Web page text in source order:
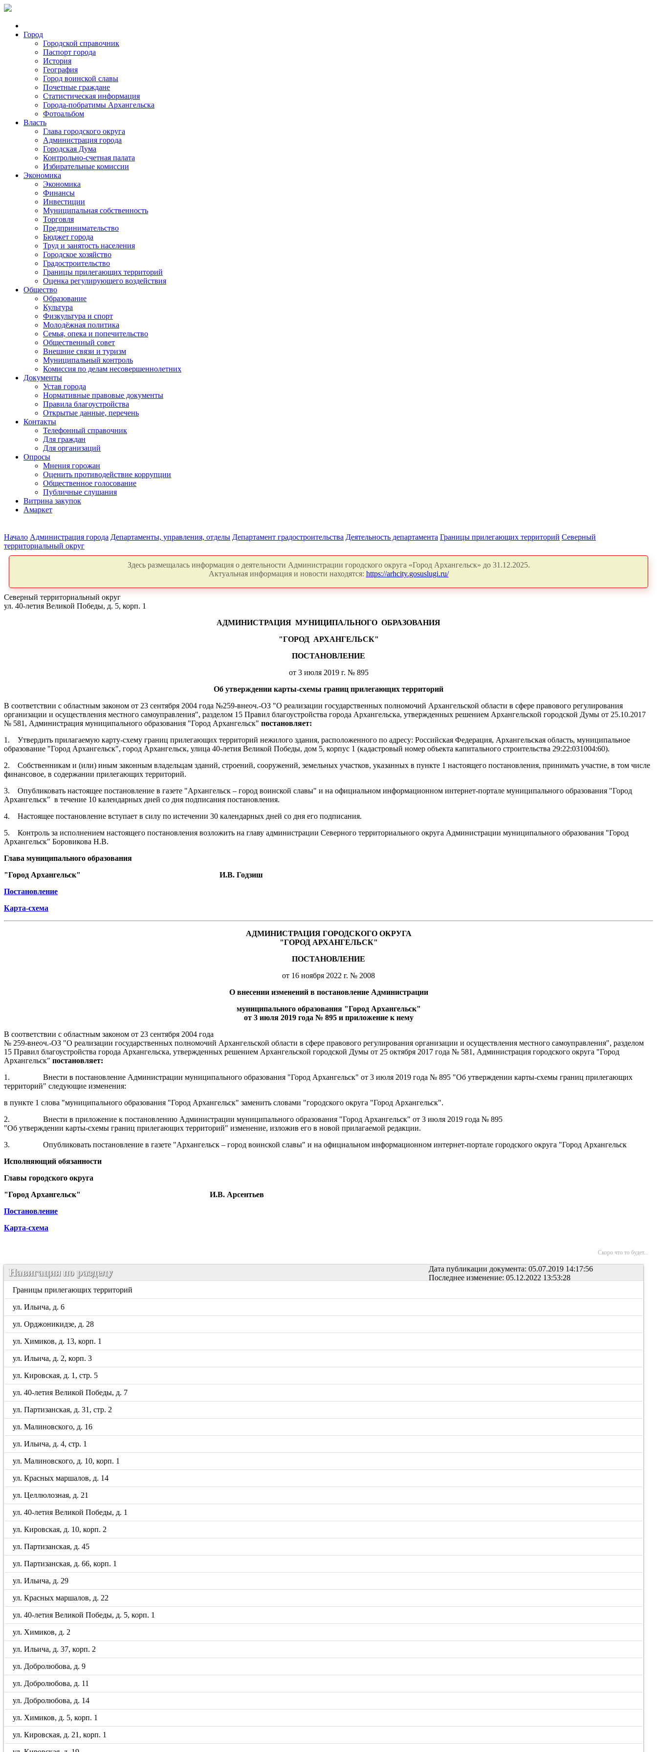
Город
Городской справочник
Паспорт города
История
География
Город воинской славы
Почетные граждане
Статистическая информация
Города-побратимы Архангельска
Фотоальбом
Власть
Глава городского округа
Администрация города
Городская Дума
Контрольно-счетная палата
Избирательные комиссии
Экономика
Экономика
Финансы
Инвестиции
Муниципальная собственность
Торговля
Предпринимательство
Бюджет города
Труд и занятость населения
Городское хозяйство
Градостроительство
Границы прилегающих территорий
Оценка регулирующего воздействия
Общество
Образование
Культура
Физкультура и спорт
Молодёжная политика
Семья, опека и попечительство
Общественный совет
Внешние связи и туризм
Муниципальный контроль
Комиссия по делам несовершеннолетних
Документы
Устав города
Нормативные правовые документы
Правила благоустройства
Открытые данные, перечень
Контакты
Телефонный справочник
Для граждан
Для организаций
Опросы
Мнения горожан
Оценить противодействие коррупции
Общественное голосование
Публичные слушания
Витрина закупок
Амаркет
Начало Администрация города Департаменты, управления, отделы Департамент градостроительства Деятельность департамента Границы прилегающих территорий Северный
территориальный округ
Здесь размещалась информация о деятельности Администрации городского округа «Город Архангельск» до 31.12.2025.
Актуальная информация и новости находятся: https://arhcity.gosuslugi.ru/
Северный территориальный округ
ул. 40-летия Великой Победы, д. 5, корп. 1
АДМИНИСТРАЦИЯ МУНИЦИПАЛЬНОГО ОБРАЗОВАНИЯ
"ГОРОД АРХАНГЕЛЬСК"
ПОСТАНОВЛЕНИЕ
от 3 июля 2019 г. № 895
Об утверждении карты-схемы границ прилегающих территорий
В соответствии с областным законом от 23 сентября 2004 года №259-внеоч.-ОЗ "О реализации государственных полномочий Архангельской области в сфере правового регулирования
организации и осуществления местного самоуправления", разделом 15 Правил благоустройства города Архангельска, утвержденных решением Архангельской городской Думы от 25.10.2017
№ 581, Администрация муниципального образования "Город Архангельск" постановляет:
1.
Утвердить прилагаемую карту-схему границ прилегающих территорий нежилого здания, расположенного по адресу: Российская Федерация, Архангельская область, муниципальное
образование "Город Архангельск", город Архангельск, улица 40-летия Великой Победы, дом 5, корпус 1 (кадастровый номер объекта капитального строительства 29:22:031004:60).
2.
Собственникам и (или) иным законным владельцам зданий, строений, сооружений, земельных участков, указанных в пункте 1 настоящего постановления, принимать участие, в том числе
финансовое, в содержании прилегающих территорий.
3.
Опубликовать настоящее постановление в газете "Архангельск – город воинской славы" и на официальном информационном интернет-портале муниципального образования "Город
Архангельск" в течение 10 календарных дней со дня подписания постановления.
4.
Настоящее постановление вступает в силу по истечении 30 календарных дней со дня его подписания.
5.
Контроль за исполнением настоящего постановления возложить на главу администрации Северного территориального округа Администрации муниципального образования "Город
Архангельск" Боровикова Н.В.
Глава муниципального образования
"Город Архангельск"
И.В. Годзиш
Постановление
Карта-схема
АДМИНИСТРАЦИЯ ГОРОДСКОГО ОКРУГА
"ГОРОД АРХАНГЕЛЬСК"
ПОСТАНОВЛЕНИЕ
от 16 ноября 2022 г. № 2008
О внесении изменений в постановление Администрации
муниципального образования "Город Архангельск"
от 3 июля 2019 года № 895 и приложение к нему
В соответствии с областным законом от 23 сентября 2004 года
№ 259-внеоч.-ОЗ "О реализации государственных полномочий Архангельской области в сфере правового регулирования организации и осуществления местного самоуправления", разделом
15 Правил благоустройства города Архангельска, утвержденных решением Архангельской городской Думы от 25 октября 2017 года № 581, Администрация городского округа "Город
Архангельск" постановляет:
1.
Внести в постановление Администрации муниципального образования "Город Архангельск" от 3 июля 2019 года № 895 "Об утверждении карты-схемы границ прилегающих
территорий" следующие изменения:
в пункте 1 слова "муниципального образования "Город Архангельск" заменить словами "городского округа "Город Архангельск".
2.
Внести в приложение к постановлению Администрации муниципального образования "Город Архангельск" от 3 июля 2019 года № 895
"Об утверждении карты-схемы границ прилегающих территорий" изменение, изложив его в новой прилагаемой редакции.
3.
Опубликовать постановление в газете "Архангельск – город воинской славы" и на официальном информационном интернет-портале городского округа "Город Архангельск
Исполняющий обязанности
Главы городского округа
"Город Архангельск"
И.В. Арсентьев
Постановление
Карта-схема
Скоро что то будет...
Дата публикации документа: 05.07.2019 14:17:56
Последнее изменение: 05.12.2022 13:53:28
Навигация по разделу
Границы прилегающих территорий
ул. Ильича, д. 6
ул. Орджоникидзе, д. 28
ул. Химиков, д. 13, корп. 1
ул. Ильича, д. 2, корп. 3
ул. Кировская, д. 1, стр. 5
ул. 40-летия Великой Победы, д. 7
ул. Партизанская, д. 31, стр. 2
ул. Малиновского, д. 16
ул. Ильича, д. 4, стр. 1
ул. Малиновского, д. 10, корп. 1
ул. Красных маршалов, д. 14
ул. Целлюлозная, д. 21
ул. 40-летия Великой Победы, д. 1
ул. Кировская, д. 10, корп. 2
ул. Партизанская, д. 45
ул. Партизанская, д. 66, корп. 1
ул. Ильича, д. 29
ул. Красных маршалов, д. 22
ул. 40-летия Великой Победы, д. 5, корп. 1
ул. Химиков, д. 2
ул. Ильича, д. 37, корп. 2
ул. Добролюбова, д. 9
ул. Добролюбова, д. 11
ул. Добролюбова, д. 14
ул. Химиков, д. 5, корп. 1
ул. Кировская, д. 21, корп. 1